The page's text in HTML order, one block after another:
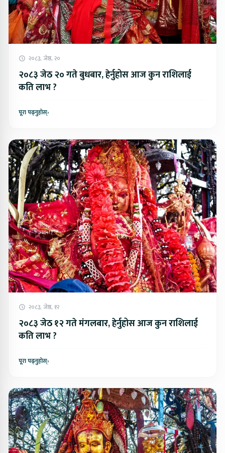
२०८३, जेष्ठ, २०
२०८३ जेठ २० गते बुधबार, हेर्नुहोस आज कुन राशिलाई
कति लाभ ?
पूरा पढ्नुहोस्›
२०८३, जेष्ठ, १२
२०८३ जेठ १२ गते मंगलबार, हेर्नुहोस आज कुन राशिलाई
कति लाभ ?
पूरा पढ्नुहोस्›